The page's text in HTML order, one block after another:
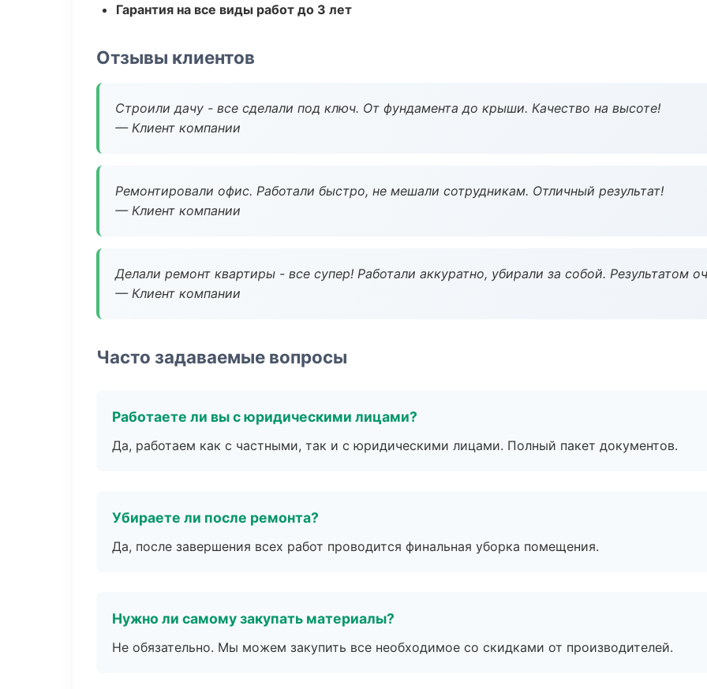
Гарантия на все виды работ до 3 лет
Отзывы клиентов
Строили дачу - все сделали под ключ. От фундамента до крыши. Качество на высоте!
— Клиент компании
Ремонтировали офис. Работали быстро, не мешали сотрудникам. Отличный результат!
— Клиент компании
Делали ремонт квартиры - все супер! Работали аккуратно, убирали за собой. Результатом
— Клиент компании
Часто задаваемые вопросы
Работаете ли вы с юридическими лицами?
Да, работаем как с частными, так и с юридическими лицами. Полный пакет документов.
Убираете ли после ремонта?
Да, после завершения всех работ проводится финальная уборка помещения.
Нужно ли самому закупать материалы?
Не обязательно. Мы можем закупить все необходимое со скидками от производителей.